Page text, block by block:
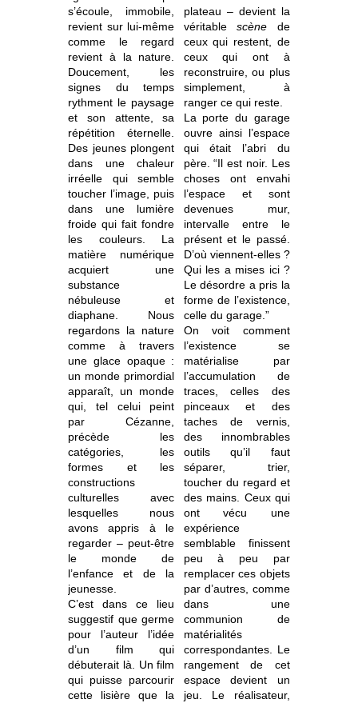
s’écoule, immobile,
revient sur lui-même
comme le regard
revient à la nature.
Doucement, les
signes du temps
rythment le paysage
et son attente, sa
répétition éternelle.
Des jeunes plongent
dans une chaleur
irréelle qui semble
toucher l’image, puis
dans une lumière
froide qui fait fondre
les couleurs. La
matière numérique
acquiert une
substance
nébuleuse et
diaphane. Nous
regardons la nature
comme à travers
une glace opaque :
un monde primordial
apparaît, un monde
qui, tel celui peint
par Cézanne,
précède les
catégories, les
formes et les
constructions
culturelles avec
lesquelles nous
avons appris à le
regarder – peut-être
le monde de
l’enfance et de la
jeunesse.
C’est dans ce lieu
suggestif que germe
pour l’auteur l’idée
d’un film qui
débuterait là. Un film
qui puisse parcourir
cette lisière que la
plateau – devient la
véritablescène de
ceux qui restent, de
ceux qui ont à
reconstruire, ou plus
simplement, à
ranger ce qui reste.
La porte du garage
ouvre ainsi l’espace
qui était l’abri du
père. “Il est noir. Les
choses ont envahi
l’espace et sont
devenues mur,
intervalle entre le
présent et le passé.
D’où viennent-elles ?
Qui les a mises ici ?
Le désordre a pris la
forme de l’existence,
celle du garage.”
On voit comment
l’existence se
matérialise par
l’accumulation de
traces, celles des
pinceaux et des
taches de vernis,
des innombrables
outils qu’il faut
séparer, trier,
toucher du regard et
des mains. Ceux qui
ont vécu une
expérience
semblable finissent
peu à peu par
remplacer ces objets
par d’autres, comme
dans une
communion de
matérialités
correspondantes. Le
rangement de cet
espace devient un
jeu. Le réalisateur,